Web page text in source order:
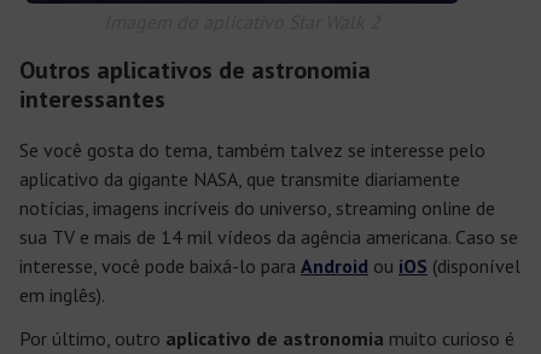
Outros aplicativos de astronomia
interessantes
Se você gosta do tema, também talvez se interesse pelo
aplicativo da gigante NASA, que transmite diariamente
notícias, imagens incríveis do universo, streaming online de
sua TV e mais de 14 mil vídeos da agência americana. Caso se
interesse, você pode baixá-lo para Android ou iOS (disponível
em inglês).
Por último, outro aplicativo de astronomia muito curioso é